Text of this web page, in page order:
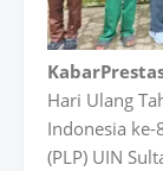
Hari Ulang
Indonesia
(PLP) UIN